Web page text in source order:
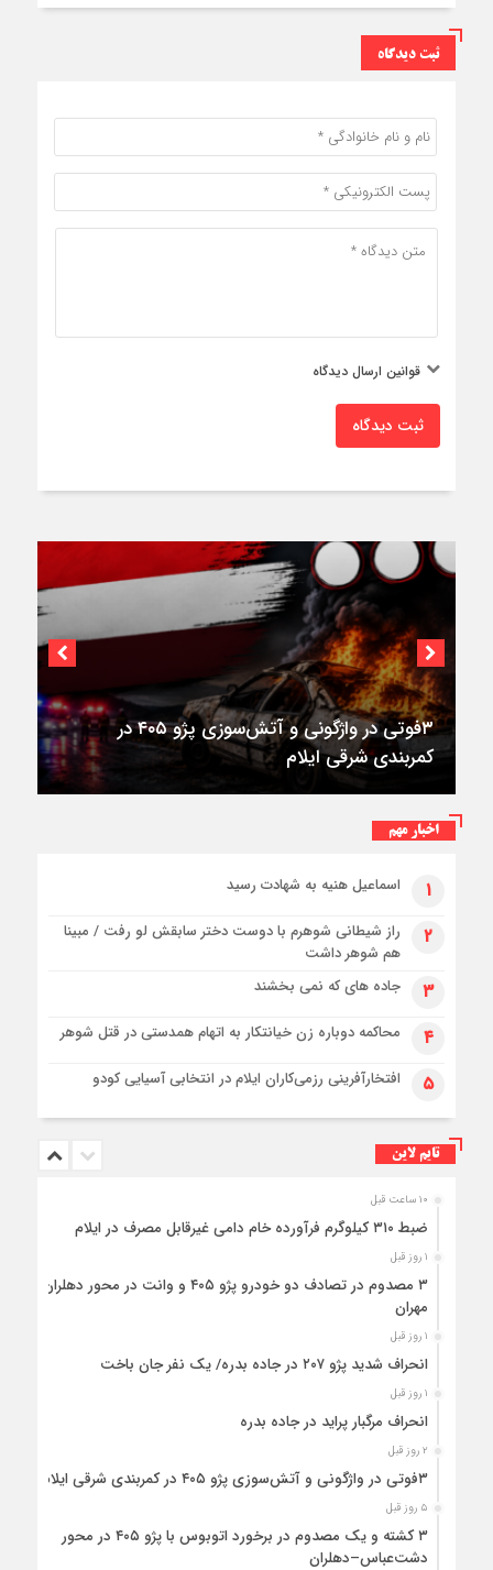
ثبت دیدگاه
قوانین ارسال دیدگاه
ثبت دیدگاه
۳فوتی در واژگونی و آتش‌سوزی پژو ۴۰۵ در
کمربندی شرقی ایلام
اخبار مهم
۱ اسماعیل هنیه به شهادت رسید
۲
راز شیطانی شوهرم با دوست دختر سابقش لو رفت / مبینا
هم شوهر داشت
۳ جاده های که نمی بخشند
۴ محاکمه دوباره زن خیانتکار به اتهام همدستی در قتل شوهر
۵ افتخارآفرینی رزمی‌کاران ایلام در انتخابی آسیایی کودو
تایم لاین
۱۰ ساعت قبل
ضبط ۳۱۰ کیلوگرم فرآورده خام دامی غیرقابل مصرف در ایلام
۱ روز قبل
۳ مصدوم در تصادف دو خودرو پژو ۴۰۵ و وانت در محور دهلران-
مهران
۱ روز قبل
انحراف شدید پژو ۲۰۷ در جاده بدره/ یک نفر جان باخت
۱ روز قبل
انحراف مرگبار پراید در جاده بدره
۲ روز قبل
۳فوتی در واژگونی و آتش‌سوزی پژو ۴۰۵ در کمربندی شرقی ایلام
۵ روز قبل
۳ کشته و یک مصدوم در برخورد اتوبوس با پژو ۴۰۵ در محور
دشت‌عباس–دهلران